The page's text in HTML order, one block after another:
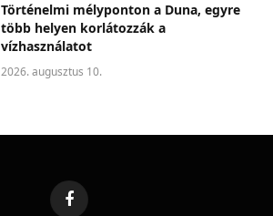
Történelmi mélyponton a Duna, egyre
több helyen korlátozzák a
vízhasználatot
2026. augusztus 10.
Facebook